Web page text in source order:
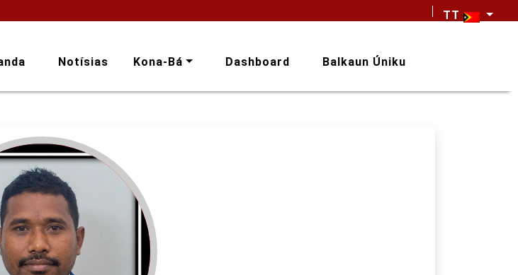
TT
Notísias Kona-Bá Dashboard Balkaun Úniku